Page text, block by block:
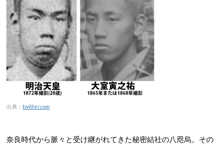
出典： twitter.com
奈良時代から脈々と受け継がれてきた秘密結社の八咫烏。その